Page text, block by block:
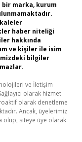
marka, kurum
haber niteliği
hakkında
ve kişiler ile isim
bilgiler
ve İletişim
olarak hizmet
olarak denetleme
Ancak, üyelerimiz
olup, siteye üye olarak